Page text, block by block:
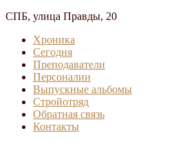
СПБ, улица Правды, 20
Хроника
Сегодня
Преподаватели
Персоналии
Выпускные альбомы
Стройотряд
Обратная связь
Контакты